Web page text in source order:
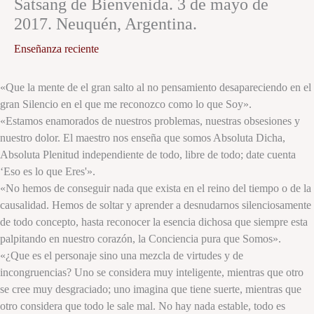
Satsang de Bienvenida. 3 de mayo de
2017. Neuquén, Argentina.
Enseñanza reciente
«Que la mente de el gran salto al no pensamiento desapareciendo en el
gran Silencio en el que me reconozco como lo que Soy».
«Estamos enamorados de nuestros problemas, nuestras obsesiones y
nuestro dolor. El maestro nos enseña que somos Absoluta Dicha,
Absoluta Plenitud independiente de todo, libre de todo; date cuenta
‘Eso es lo que Eres'».
«No hemos de conseguir nada que exista en el reino del tiempo o de la
causalidad. Hemos de soltar y aprender a desnudarnos silenciosamente
de todo concepto, hasta reconocer la esencia dichosa que siempre esta
palpitando en nuestro corazón, la Conciencia pura que Somos».
«¿Que es el personaje sino una mezcla de virtudes y de
incongruencias? Uno se considera muy inteligente, mientras que otro
se cree muy desgraciado; uno imagina que tiene suerte, mientras que
otro considera que todo le sale mal. No hay nada estable, todo es